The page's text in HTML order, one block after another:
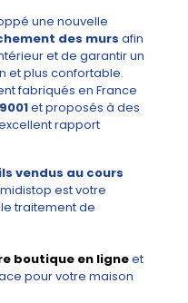
une nouvelle
des murs afin
et de garantir un
et plus confortable.
fabriqués en France
et proposés à des
rapport
vendus au cours
est votre
traitement de
boutique en ligneet
pour votre maison